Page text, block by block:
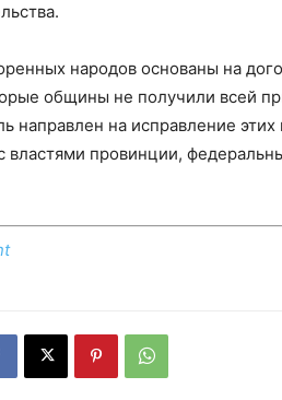
народов основаны на
общины не получили всей
направлен на исправление
властями провинции,